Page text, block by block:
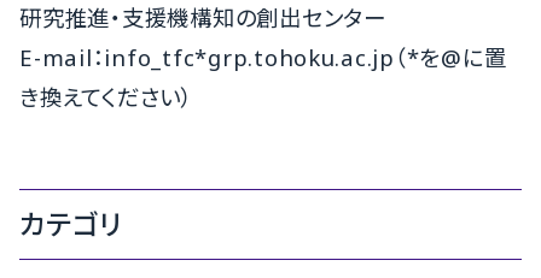
研究推進・支援機構知の創出センター
E-mail：info_tfc*grp.tohoku.ac.jp（*を@に置
き換えてください）
カテゴリ